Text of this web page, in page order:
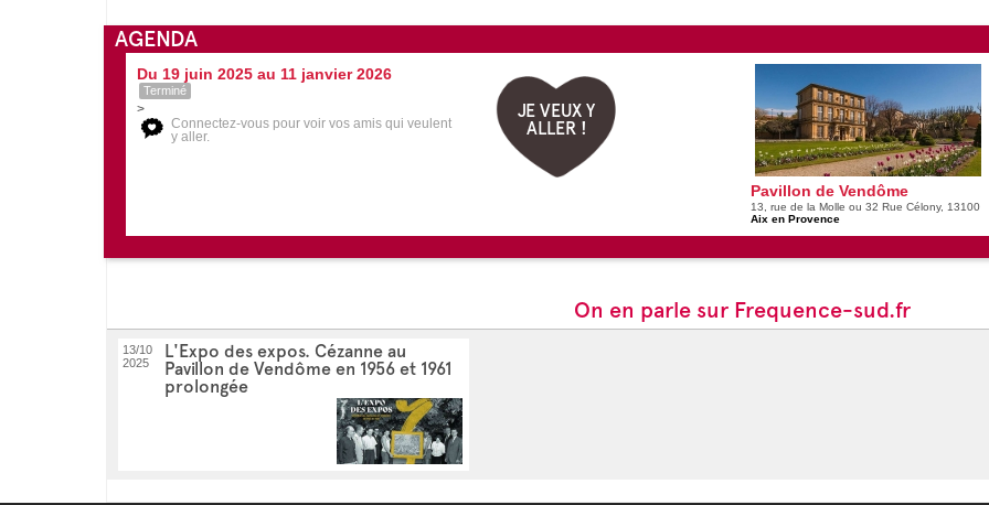
AGENDA
Du 19 juin 2025 au 11 janvier 2026
Terminé
>
Connectez-vous pour voir vos amis qui veulent
y aller.
JE VEUX Y
ALLER !
Pavillon de Vendôme
13, rue de la Molle ou 32 Rue Célony, 13100
Aix en Provence
On en parle sur Frequence-sud.fr
13/10
2025
L'Expo des expos. Cézanne au
Pavillon de Vendôme en 1956 et 1961
prolongée